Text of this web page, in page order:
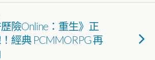
歷險Online：重生》正
經典 PCMMORPG 再